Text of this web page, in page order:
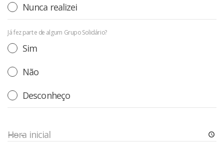
Nunca realizei
Já fez parte de algum Grupo Solidário?
Sim
Não
Desconheço
Hora inicial